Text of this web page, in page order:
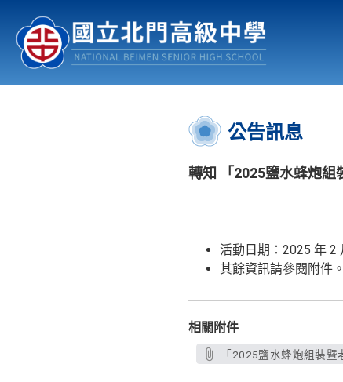
認識北中 行事曆
:::
公告訊息
轉知 「2025鹽水蜂炮組
活動日期：2025 年 2
其餘資訊請參閱附件。
相關附件
「2025鹽水蜂炮組裝